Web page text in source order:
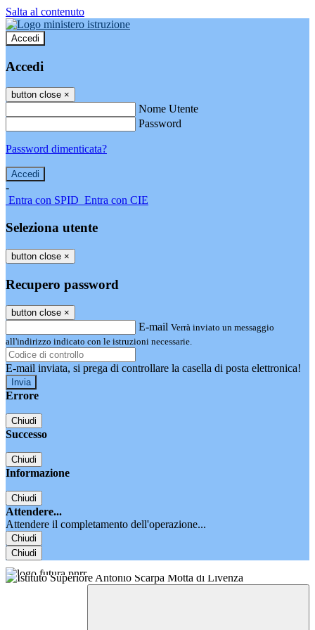
Salta al contenuto
Accedi
Accedi
button close ×
Nome Utente
Password
Password dimenticata?
-
Entra con SPID Entra con CIE
Seleziona utente
button close ×
Recupero password
button close ×
E-mail Verrà inviato un messaggio
all'indirizzo indicato con le istruzioni necessarie.
E-mail inviata, si prega di controllare la casella di posta elettronica!
Errore
Chiudi
Successo
Chiudi
Informazione
Chiudi
Attendere...
Attendere il completamento dell'operazione...
Chiudi
Chiudi